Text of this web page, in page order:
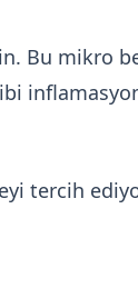
Bu mikro
tercih